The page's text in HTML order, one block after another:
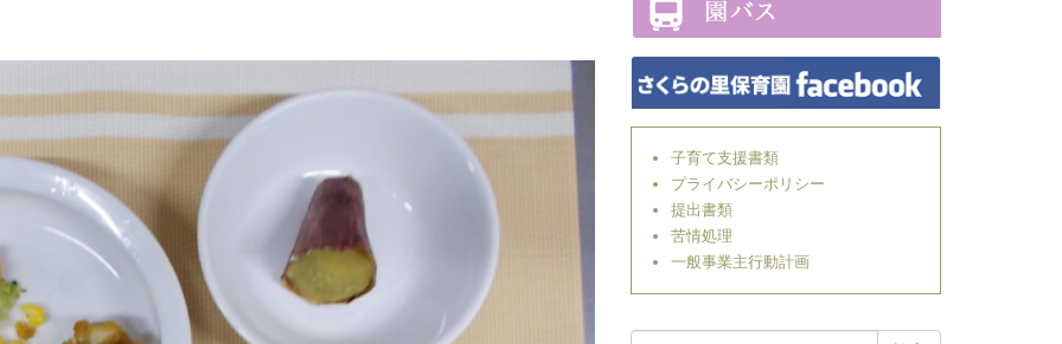
子育て支援書類
プライバシーポリシー
提出書類
苦情処理
一般事業主行動計画